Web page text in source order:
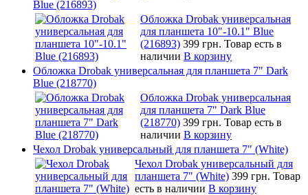
Blue (216893)
Обложка Drobak универсальная
для планшета 10"-10.1" Blue
(216893) 399 грн. Товар есть в
наличии В корзину
Обложка Drobak универсальная для планшета 7" Dark
Blue (218770)
Обложка Drobak универсальная
для планшета 7" Dark Blue
(218770) 399 грн. Товар есть в
наличии В корзину
Чехол Drobak универсальный для планшета 7" (White)
Чехол Drobak универсальный для
планшета 7" (White) 399 грн. Товар
есть в наличии В корзину